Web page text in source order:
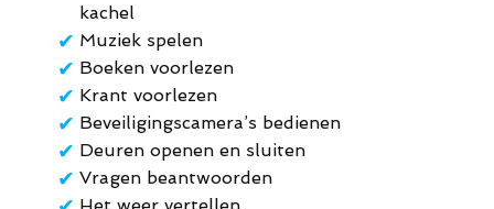
kachel
✔ Muziek spelen
✔ Boeken voorlezen
✔ Krant voorlezen
✔ Beveiligingscamera’s bedienen
✔ Deuren openen en sluiten
✔ Vragen beantwoorden